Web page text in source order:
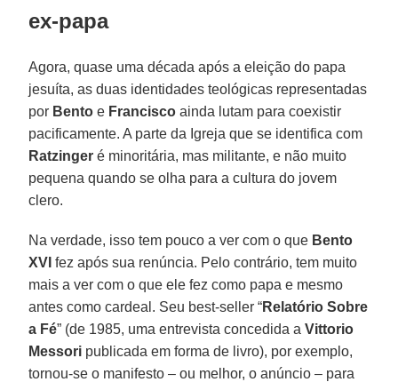
ex-papa
Agora, quase uma década após a eleição do papa
jesuíta, as duas identidades teológicas representadas
por Bento e Francisco ainda lutam para coexistir
pacificamente. A parte da Igreja que se identifica com
Ratzinger é minoritária, mas militante, e não muito
pequena quando se olha para a cultura do jovem
clero.
Na verdade, isso tem pouco a ver com o que Bento
XVI fez após sua renúncia. Pelo contrário, tem muito
mais a ver com o que ele fez como papa e mesmo
antes como cardeal. Seu best-seller “Relatório Sobre
a Fé” (de 1985, uma entrevista concedida aVittorio
Messori publicada em forma de livro), por exemplo,
tornou-se o manifesto – ou melhor, o anúncio – para